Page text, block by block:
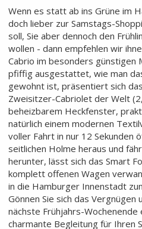
Wenn es statt ab ins Grüne im
doch lieber zur Samstags-
soll, Sie aber dennoch den
wollen - dann empfehlen wir
Cabrio im besonders günstigen
pfiffig ausgestattet, wie man
gewohnt ist, präsentiert sich
Zweisitzer-Cabriolet der Welt
beheizbarem Heckfenster,
natürlich einem modernen
voller Fahrt in nur 12 Sekunden
seitlichen Holme heraus und
herunter, lässt sich das Smart
komplett offenen Wagen
in die Hamburger Innenstadt
Gönnen Sie sich das Vergnügen
nächste Frühjahrs-
charmante Begleitung für Ihren